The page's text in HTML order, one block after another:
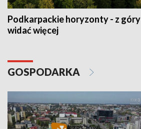
Podkarpackie horyzonty - z góry
widać więcej
GOSPODARKA